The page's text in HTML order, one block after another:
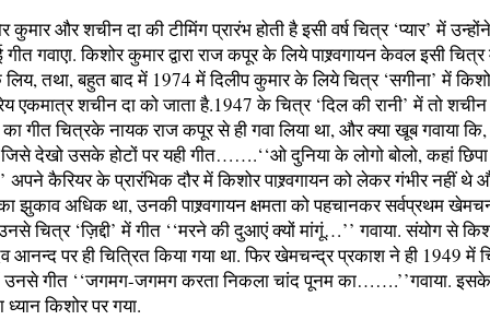
कुमार और शचीन दा की टीमिंग प्रारंभ होती है इसी वर्ष चित्र ‘प्यार’ में
गवाएा. किशोर कुमार द्वारा राज कपूर के लिये पाश्र्वगायन केवल इसी
तथा, बहुत बाद में 1974 में दिलीप कुमार के लिये चित्र ‘सगीना’ में
एकमात्र शचीन दा को जाता है.1947 के चित्र ‘दिल की रानी’ में तो शचीन
गीत चित्रके नायक राज कपूर से ही गवा लिया था, और क्या खूब गवाया कि,
देखो उसके होटों पर यही गीत…….‘‘ओ दुनिया के लोगो बोलो, कहां छिपा
अपने कैरियर के प्रारंभिक दौर में किशोर पाश्र्वगायन को लेकर गंभीर नहीं थे
झुकाव अधिक था, उनकी पाश्र्वगायन क्षमता को पहचानकर सर्वप्रथम
चित्र ‘ज़िद्दी’ में गीत ‘‘मरने की दुआएं क्यों मांगूं…’’ गवाया. संयोग से
आनन्द पर ही चित्रित किया गया था. फिर खेमचन्द्र प्रकाश ने ही 1949 में
उनसे गीत ‘‘जगमग-जगमग करता निकला चांद पूनम का…….’’गवाया.
किशोर पर गया.